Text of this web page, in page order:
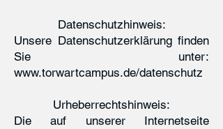
Datenschutzhinweis:
Unsere Datenschutzerklärung finden
Sie unter:
www.torwartcampus.de/datenschutz
Urheberrechtshinweis:
Die auf unserer Internetseite